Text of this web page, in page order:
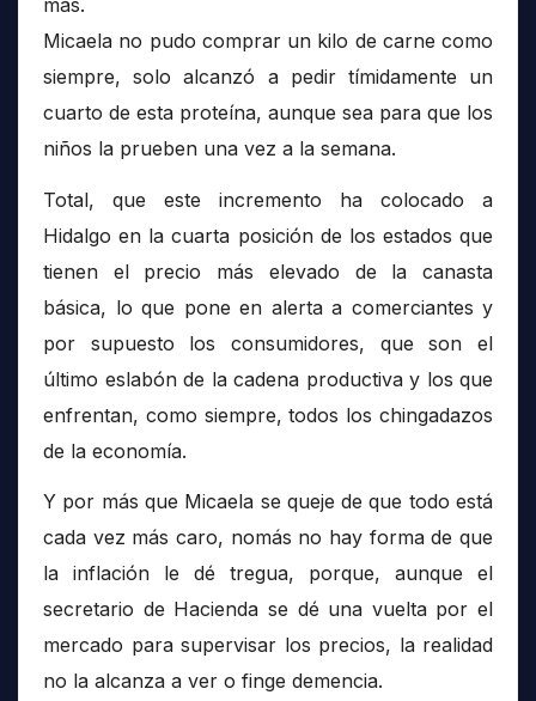
Micaela no pudo comprar un kilo de carne como
siempre, solo alcanzó a pedir tímidamente un
cuarto de esta proteína, aunque sea para que los
niños la prueben una vez a la semana.
Total, que este incremento ha colocado a
Hidalgo en la cuarta posición de los estados que
tienen el precio más elevado de la canasta
básica, lo que pone en alerta a comerciantes y
por supuesto los consumidores, que son el
último eslabón de la cadena productiva y los que
enfrentan, como siempre, todos los chingadazos
de la economía.
Y por más que Micaela se queje de que todo está
cada vez más caro, nomás no hay forma de que
la inflación le dé tregua, porque, aunque el
secretario de Hacienda se dé una vuelta por el
mercado para supervisar los precios, la realidad
no la alcanza a ver o finge demencia.